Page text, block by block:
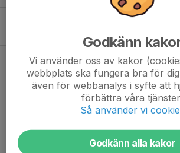
Stort tack Anders & Selma
Teoripass
3 feb, 19:42 1
19 jan, 14:26 0
0
Godkänn
Vi använder oss av kakor
webbplats ska fungera bra för
även för webbanalys i syfte att
förbättra våra
Så använder vi
Godkänn alla kakor